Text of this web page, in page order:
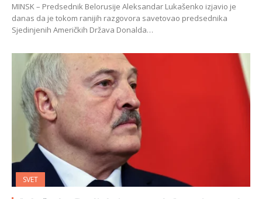
MINSK – Predsednik Belorusije Aleksandar Lukašenko izjavio je
danas da je tokom ranijih razgovora savetovao predsednika
Sjedinjenih Američkih Država Donalda…
SVET